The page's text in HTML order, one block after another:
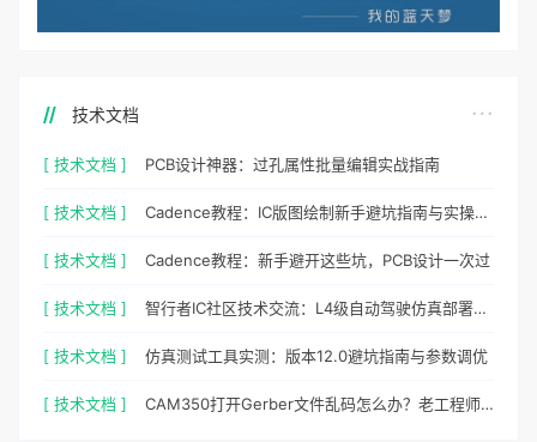
技术文档
[ 技术文档 ] PCB设计神器：过孔属性批量编辑实战指南
[ 技术文档 ] Cadence教程：IC版图绘制新手避坑指南与实操细节
[ 技术文档 ] Cadence教程：新手避开这些坑，PCB设计一次过
[ 技术文档 ] 智行者IC社区技术交流：L4级自动驾驶仿真部署实操指南
[ 技术文档 ] 仿真测试工具实测：版本12.0避坑指南与参数调优
[ 技术文档 ] CAM350打开Gerber文件乱码怎么办？老工程师实测避坑指南